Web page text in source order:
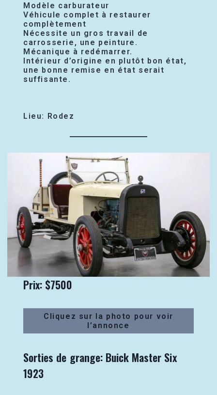
Modèle carburateur
Véhicule complet à restaurer
complètement
Nécessite un gros travail de
carrosserie, une peinture.
Mécanique à redémarrer.
Intérieur d’origine en plutôt bon état,
une bonne remise en état serait
suffisante.
Lieu: Rodez
Prix: $7500
Cliquez sur la photo pour voir
l’annonce
Sorties de grange: Buick Master Six
1923